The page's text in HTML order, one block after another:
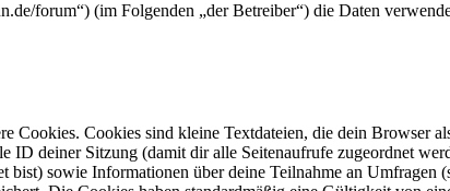
forum“) (im Folgenden „der Betreiber“) die Daten
Cookies. Cookies sind kleine Textdateien, die dein Browser
ID deiner Sitzung (damit dir alle Seitenaufrufe zugeordnet
bist) sowie Informationen über deine Teilnahme an Umfragen